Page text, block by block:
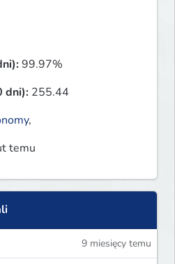
99.97%
dni): 255.44
,
temu
9 miesięcy temu